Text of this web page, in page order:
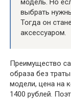
модель. Но
выбрать
Тогда он
аксессуаром.
Преимущество
образа без
модели, цена на
1400 рублей.